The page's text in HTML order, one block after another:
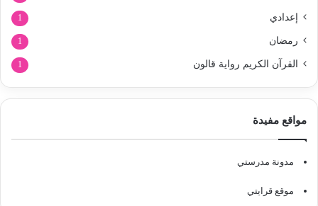
إعدادي 1
رمضان 1
القرآن الكريم رواية قالون 1
مواقع مفيدة
مدونة مدرستي
موقع قرايتي